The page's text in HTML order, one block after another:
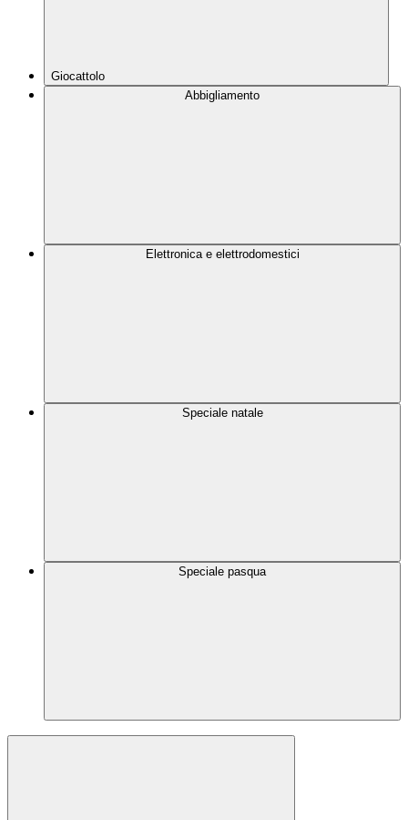
Giocattolo
Abbigliamento
Elettronica e elettrodomestici
Speciale natale
Speciale pasqua